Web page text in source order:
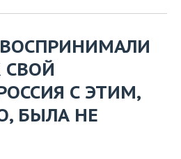
СВОЙ
С ЭТИМ,
БЫЛА НЕ